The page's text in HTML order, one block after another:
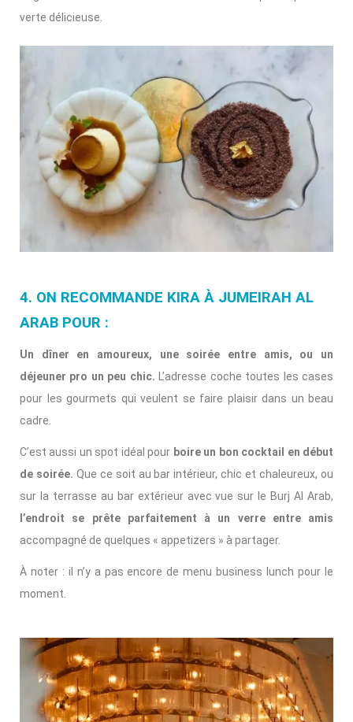
verte délicieuse.
4. ON RECOMMANDE KIRA À JUMEIRAH AL
ARAB POUR :
Un dîner en amoureux, une soirée entre amis, ou un
déjeuner pro un peu chic. L’adresse coche toutes les cases
pour les gourmets qui veulent se faire plaisir dans un beau
cadre.
C’est aussi un spot idéal pour boire un bon cocktail en début
de soirée. Que ce soit au bar intérieur, chic et chaleureux, ou
sur la terrasse au bar extérieur avec vue sur le Burj Al Arab,
l’endroit se prête parfaitement à un verre entre amis
accompagné de quelques « appetizers » à partager.
À noter : il n’y a pas encore de menu business lunch pour le
moment.